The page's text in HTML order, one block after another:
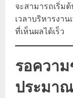
จะสามารถเริ่ม
เวลาบริหารงาน
ที่เห็นผลได้เร็ว
รอความ
ประมาณ